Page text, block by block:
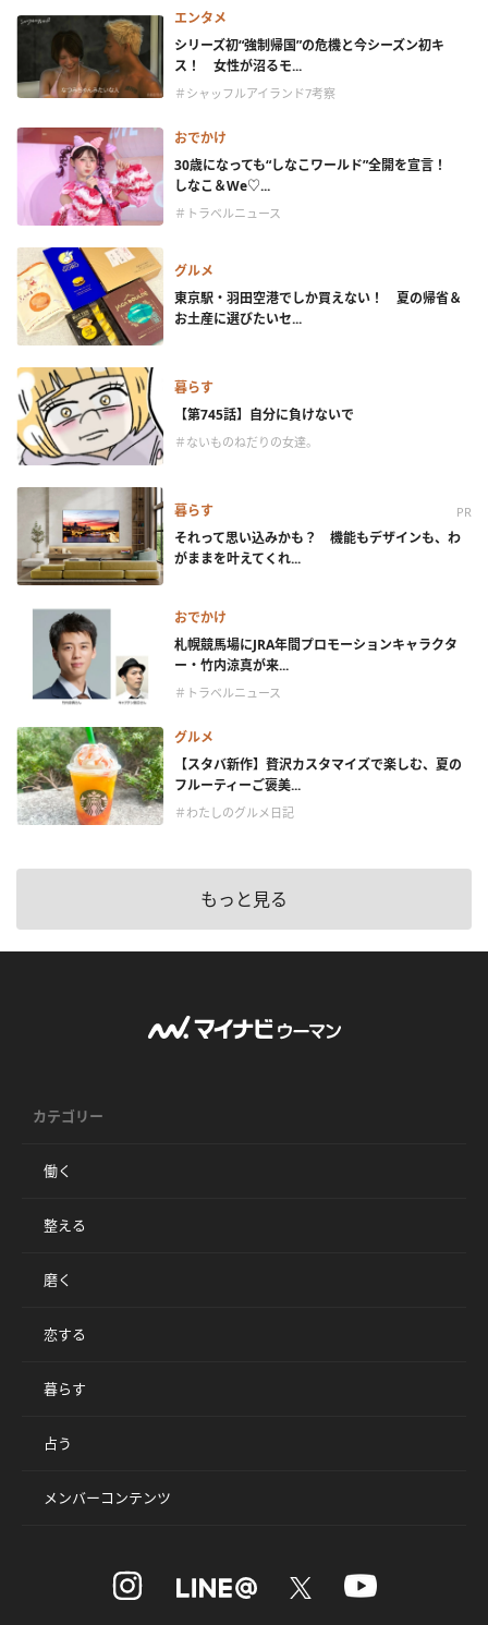
エンタメ
シリーズ初“強制帰国”の危機と今シーズン初キ
ス！ 女性が沼るモ...
＃シャッフルアイランド7考察
おでかけ
30歳になっても“しなこワールド”全開を宣言！
しなこ＆We♡...
＃トラベルニュース
グルメ
東京駅・羽田空港でしか買えない！ 夏の帰省＆
お土産に選びたいセ...
暮らす
【第745話】自分に負けないで
＃ないものねだりの女達。
暮らす PR
それって思い込みかも？ 機能もデザインも、わ
がままを叶えてくれ...
おでかけ
札幌競馬場にJRA年間プロモーションキャラクタ
ー・竹内涼真が来...
＃トラベルニュース
グルメ
【スタバ新作】贅沢カスタマイズで楽しむ、夏の
フルーティーご褒美...
＃わたしのグルメ日記
もっと見る
カテゴリー
働く
整える
磨く
恋する
暮らす
占う
メンバーコンテンツ